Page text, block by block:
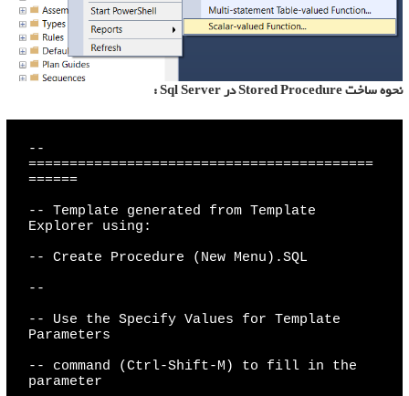
نحوه ساختStored ProcedureدرSql Server
:
--
==========================================
======
-- Template generated from Template
Explorer using:
-- Create Procedure (New Menu).SQL
--
-- Use the Specify Values for Template
Parameters
-- command (Ctrl-Shift-M) to fill in the
parameter